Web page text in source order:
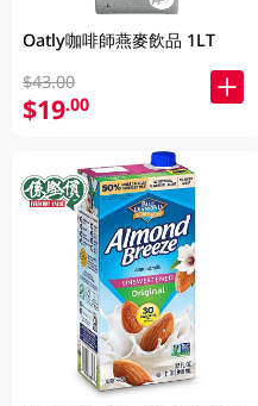
Oatly咖啡師燕麥飲品 1LT
$43.00
$19.00